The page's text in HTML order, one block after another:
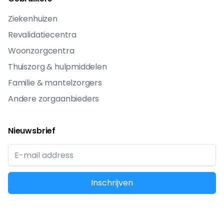
Ziekenhuizen
Revalidatiecentra
Woonzorgcentra
Thuiszorg & hulpmiddelen
Familie & mantelzorgers
Andere zorgaanbieders
Nieuwsbrief